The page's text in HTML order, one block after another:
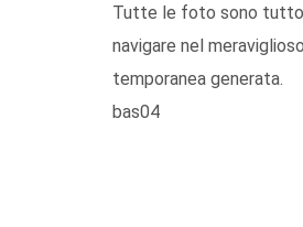
Tutte le foto sono
navigare nel
temporanea generata.
bas04